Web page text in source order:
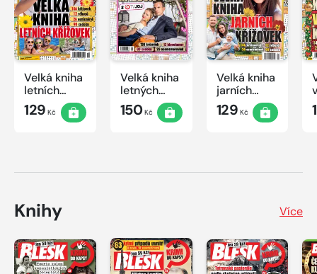
Velká kniha
letních
křížovek
2026
129 Kč
Velká kniha
letných
krížoviek s
TV JOJ
150Kč
Velká kniha
jarních
křížovek
2026
129 Kč
Knihy Více